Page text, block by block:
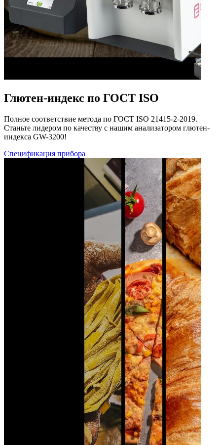
Глютен-индекс по ГОСТ ISO
Полное соответствие метода по ГОСТ ISO 21415-2-2019.
Станьте лидером по качеству с нашим анализатором глютен-
индекса GW-3200!
Спецификация прибора